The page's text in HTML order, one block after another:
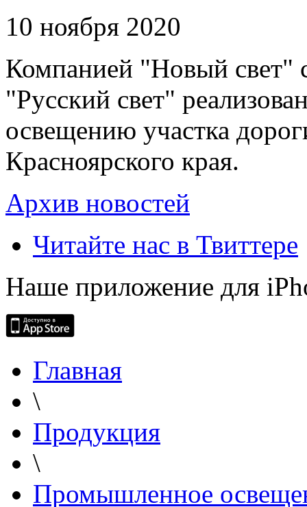
10 ноября 2020
Компанией "Новый свет"
"Русский свет"
освещению участка
Красноярского края.
Архив новостей
Читайте нас в Твиттере
Наше приложение для
Главная
\
Продукция
\
Промышленное